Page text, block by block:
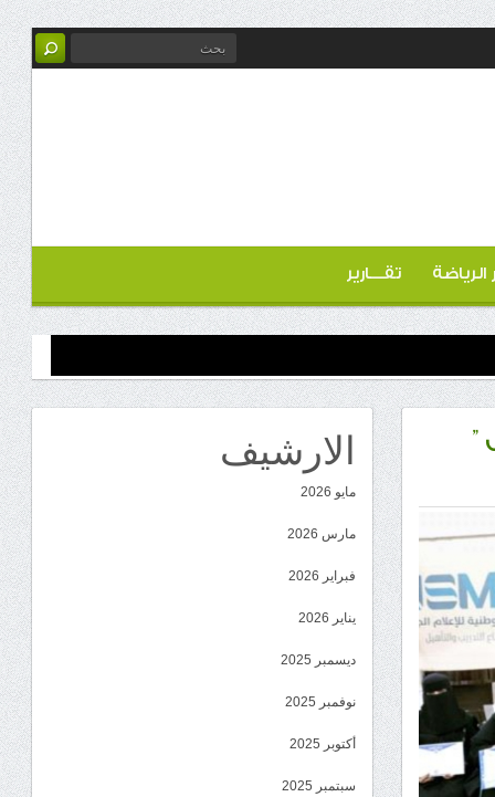
الرياضة تقـــارير
” الارشيف
مايو 2026
مارس 2026
فبراير 2026
يناير 2026
ديسمبر 2025
نوفمبر 2025
أكتوبر 2025
سبتمبر 2025